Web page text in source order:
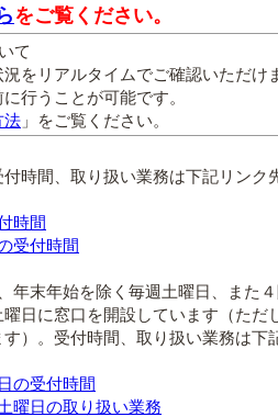
をご覧ください。
て
をリアルタイムでご確認いただけ
行うことが可能です。
法 」をご覧ください。
付時間、取り扱い業務は下記リンク
時間
受付時間
年末年始を除く毎週土曜日、また
日に窓口を開設しています（ただ
）。受付時間、取り扱い業務は下
の受付時間
曜日の取り扱い業務